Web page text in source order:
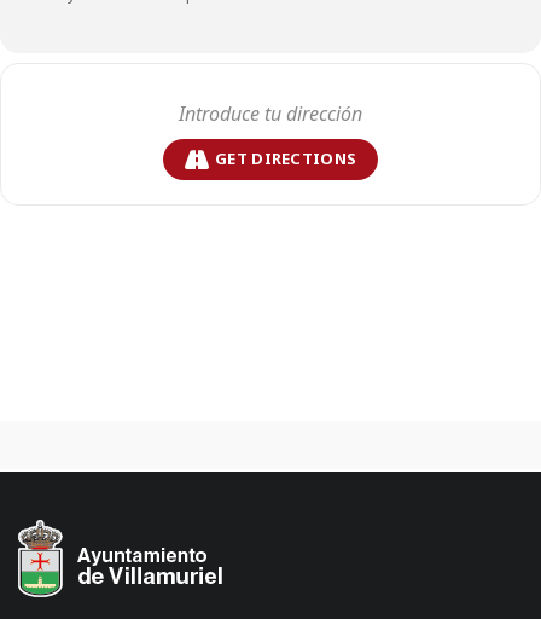
GET DIRECTIONS